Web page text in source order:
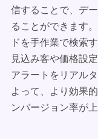
信することで、デ
ることができます
ドを手作業で検索
見込み客や価格設
アラートをリアル
よって、より効果
ンバージョン率が上